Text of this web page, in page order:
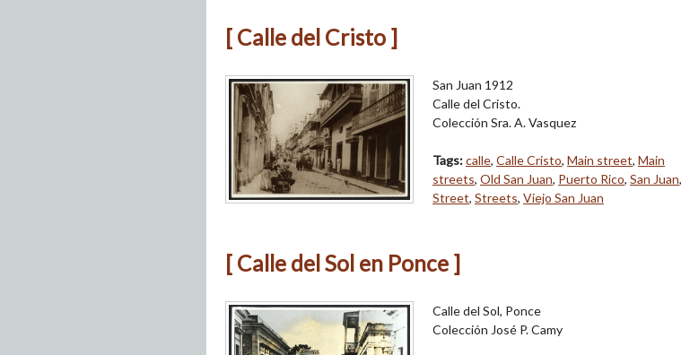
[ Calle del Cristo ]
San Juan 1912
Calle del Cristo.
Colección Sra. A. Vasquez
Tags:calle, Calle Cristo, Main street, Main
streets, Old San Juan, Puerto Rico, San Juan,
Street, Streets, Viejo San Juan
[ Calle del Sol en Ponce ]
Calle del Sol, Ponce
Colección José P. Camy